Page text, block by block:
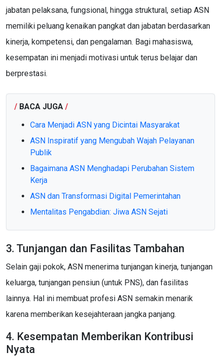
jabatan pelaksana, fungsional, hingga struktural, setiap ASN
memiliki peluang kenaikan pangkat dan jabatan berdasarkan
kinerja, kompetensi, dan pengalaman. Bagi mahasiswa,
kesempatan ini menjadi motivasi untuk terus belajar dan
berprestasi.
/ BACA JUGA /
Cara Menjadi ASN yang Dicintai Masyarakat
ASN Inspiratif yang Mengubah Wajah Pelayanan
Publik
Bagaimana ASN Menghadapi Perubahan Sistem
Kerja
ASN dan Transformasi Digital Pemerintahan
Mentalitas Pengabdian: Jiwa ASN Sejati
3. Tunjangan dan Fasilitas Tambahan
Selain gaji pokok, ASN menerima tunjangan kinerja, tunjangan
keluarga, tunjangan pensiun (untuk PNS), dan fasilitas
lainnya. Hal ini membuat profesi ASN semakin menarik
karena memberikan kesejahteraan jangka panjang.
4. Kesempatan Memberikan Kontribusi
Nyata